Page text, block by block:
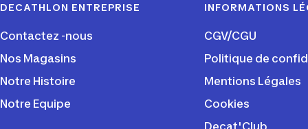
DECATHLON ENTREPRISE
Contactez -nous
Nos Magasins
Notre Histoire
Notre Equipe
INFORMATIONS
CGV/CGU
Politique de
Mentions Légales
Cookies
Decat'Club